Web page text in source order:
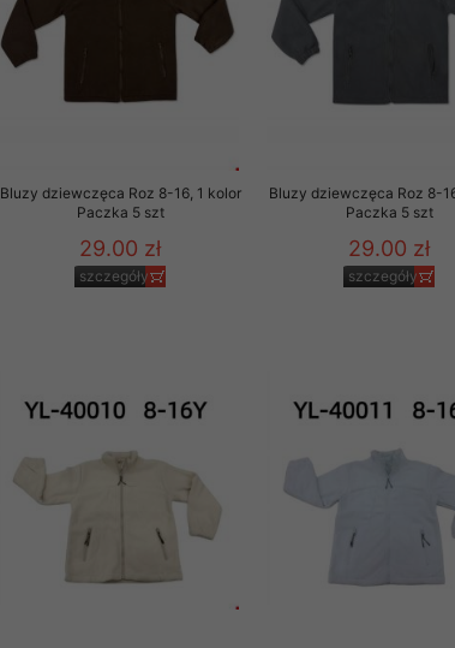
Bluzy dziewczęca Roz 8-16, 1 kolor
Paczka 5 szt
29.00 zł
szczegóły
Bluzy dziewczęca Roz 8-
Paczka 5 szt
29.00 zł
szczegóły